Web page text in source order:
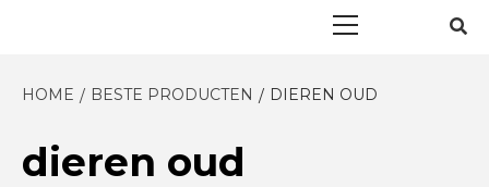
HOME BESTE PRODUCTEN DIEREN OUD
dieren oud